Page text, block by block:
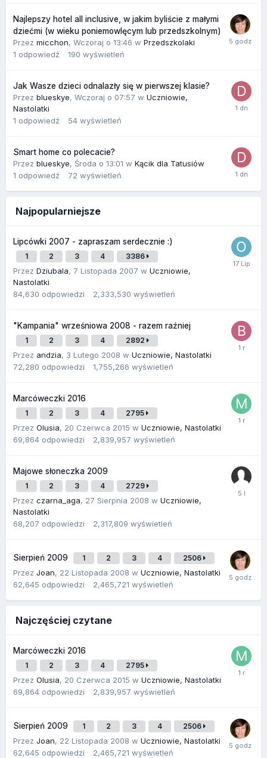
Najlepszy hotel all inclusive, w jakim byliście z małymi
dziećmi (w wieku poniemowlęcym lub przedszkolnym)
Przez micchon, Wczoraj o 13:46 w Przedszkolaki
1 odpowiedź 190 wyświetleń
Jak Wasze dzieci odnalazły się w pierwszej klasie?
Przez blueskye, Wczoraj o 07:57 w Uczniowie,
Nastolatki
1 odpowiedź 54 wyświetleń
Smart home co polecacie?
Przez blueskye, Środa o 13:01 w Kącik dla Tatusiów
1 odpowiedź 72 wyświetleń
Najpopularniejsze
Lipcówki 2007 - zapraszam serdecznie :)
1 2 3 4 3386
Przez Dziubala, 7 Listopada 2007 w Uczniowie,
Nastolatki
84,630 odpowiedzi 2,333,530 wyświetleń
"Kampania" wrześniowa 2008 - razem raźniej
1 2 3 4 2892
Przez andzia, 3 Lutego 2008 w Uczniowie, Nastolatki
72,280 odpowiedzi 1,755,266 wyświetleń
Marcóweczki 2016
1 2 3 4 2795
Przez Olusia, 20 Czerwca 2015 w Uczniowie, Nastolatki
69,864 odpowiedzi 2,839,957 wyświetleń
Majowe słoneczka 2009
1 2 3 4 2729
Przez czarna_aga, 27 Sierpnia 2008 w Uczniowie,
Nastolatki
68,207 odpowiedzi 2,317,809 wyświetleń
Sierpień 2009 1 2 3 4 2506
Przez Joan, 22 Listopada 2008 w Uczniowie, Nastolatki
62,645 odpowiedzi 2,465,721 wyświetleń
Najczęściej czytane
Marcóweczki 2016
1 2 3 4 2795
Przez Olusia, 20 Czerwca 2015 w Uczniowie, Nastolatki
69,864 odpowiedzi 2,839,957 wyświetleń
Sierpień 2009 1 2 3 4 2506
Przez Joan, 22 Listopada 2008 w Uczniowie, Nastolatki
62,645 odpowiedzi 2,465,721 wyświetleń